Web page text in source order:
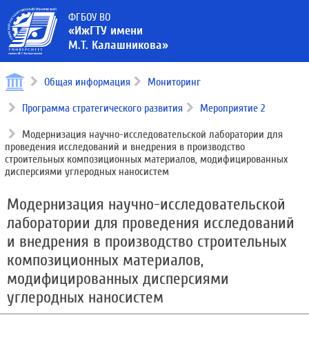
ФГБОУ ВО
«ИжГТУ имени
М.Т. Калашникова»
Общая информация Мониторинг
Программа стратегического развития Мероприятие 2
Модернизация научно-исследовательской лаборатории для
проведения исследований и внедрения в производство
строительных композиционных материалов, модифицированных
дисперсиями углеродных наносистем
Модернизация научно-исследовательской
лаборатории для проведения исследований
и внедрения в производство строительных
композиционных материалов,
модифицированных дисперсиями
углеродных наносистем